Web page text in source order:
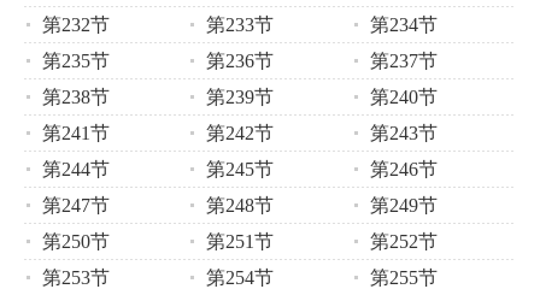
第232节
第233节
第234节
第235节
第236节
第237节
第238节
第239节
第240节
第241节
第242节
第243节
第244节
第245节
第246节
第247节
第248节
第249节
第250节
第251节
第252节
第253节
第254节
第255节